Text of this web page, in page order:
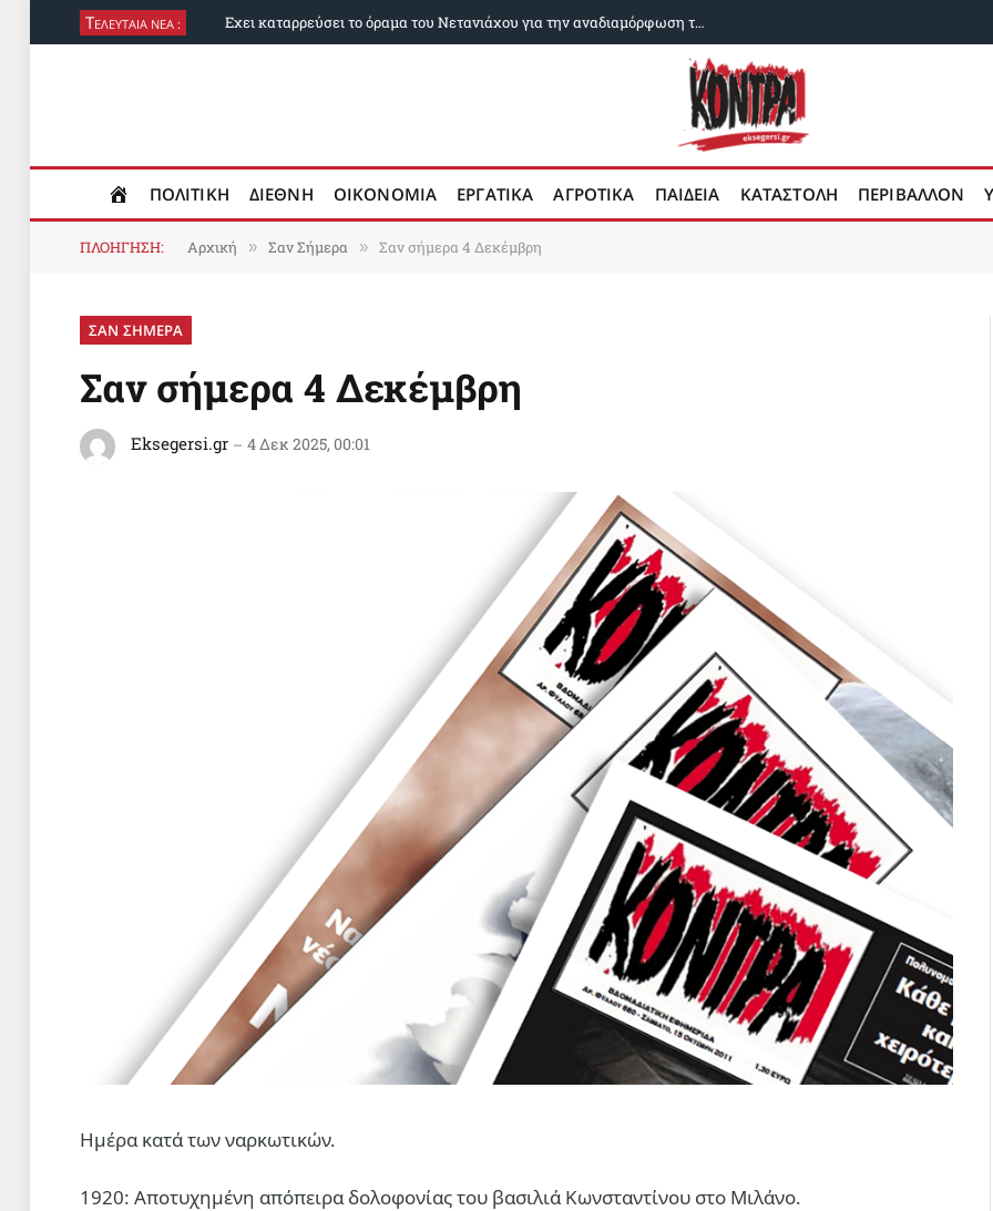
ΤΕΛΕΥΤΑΙΑ ΝΕΑ : Εχει καταρρεύσει το όραμα του Νετανιάχου για την αναδιαμόρφωση της Μέσης Ανατολής;
ΠΟΛΙΤΙΚΗ ΔΙΕΘΝΗ ΟΙΚΟΝΟΜΙΑ ΕΡΓΑΤΙΚΑ ΑΓΡΟΤΙΚΑ ΠΑΙΔΕΙΑ ΚΑΤΑΣΤΟΛΗ ΠΕΡΙΒΑΛΛΟΝ
ΠΛΟΗΓΗΣΗ: Αρχική » Σαν Σήμερα » Σαν σήμερα 4 Δεκέμβρη
ΣΑΝ ΣΗΜΕΡΑ
Σαν σήμερα 4 Δεκέμβρη
Eksegersi.gr 4 Δεκ 2025, 00:01
Ημέρα κατά των ναρκωτικών.
1920: Αποτυχημένη απόπειρα δολοφονίας του βασιλιά Κωνσταντίνου στο Μιλάνο.